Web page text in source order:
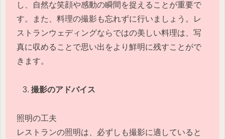
し、自然な笑顔や感動の瞬間を捉えることが重要で
す。また、料理の撮影も忘れずに行いましょう。レ
ストランウェディングならではの美しい料理は、写
真に収めることで思い出をより鮮明に残すことがで
きます。
撮影のアドバイス
照明の工夫
レストランの照明は、必ずしも撮影に適していると